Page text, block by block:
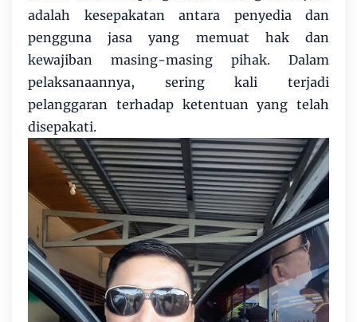
adalah kesepakatan antara penyedia dan
pengguna jasa yang memuat hak dan
kewajiban masing-masing pihak. Dalam
pelaksanaannya, sering kali terjadi
pelanggaran terhadap ketentuan yang telah
disepakati.